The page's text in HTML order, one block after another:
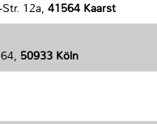
12a, 41564 Kaarst
50933 Köln